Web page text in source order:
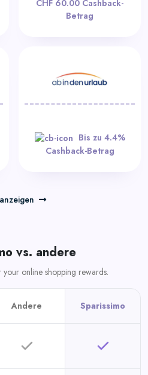
CHF 60.00 Cashback-
Betrag
Bis zu 4.4%
Cashback-Betrag
vs. andere
your online shopping rewards.
Andere Sparissimo